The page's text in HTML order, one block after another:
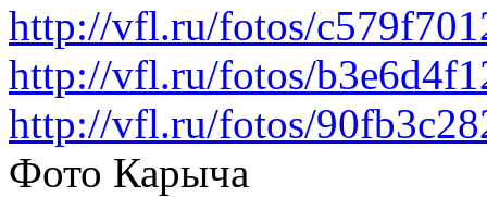
http://vfl.ru/fotos/
http://vfl.ru/fotos/
http://vfl.ru/fotos/
Фото Карыча